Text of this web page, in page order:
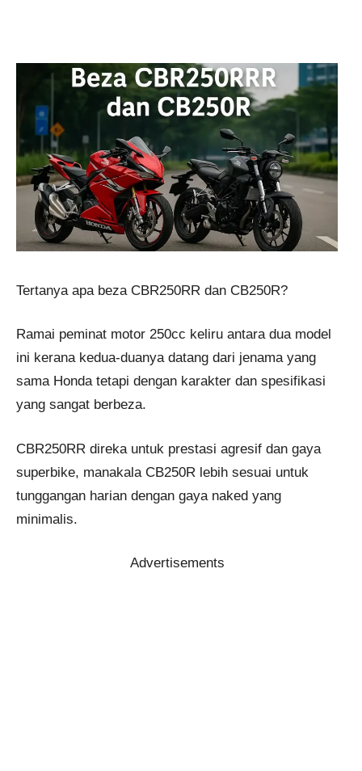
Tertanya apa beza CBR250RR dan CB250R?
Ramai peminat motor 250cc keliru antara dua model
ini kerana kedua-duanya datang dari jenama yang
sama Honda tetapi dengan karakter dan spesifikasi
yang sangat berbeza.
CBR250RR direka untuk prestasi agresif dan gaya
superbike, manakala CB250R lebih sesuai untuk
tunggangan harian dengan gaya naked yang
minimalis.
Advertisements